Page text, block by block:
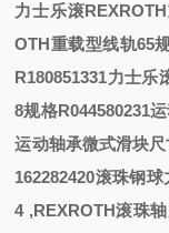
力士乐滚
OTH重载型线轨65
R180851331力士乐
8规格R044580231
运动轴承微式滑块尺
162282420滚珠钢球
4 ,REXROTH滚珠轴